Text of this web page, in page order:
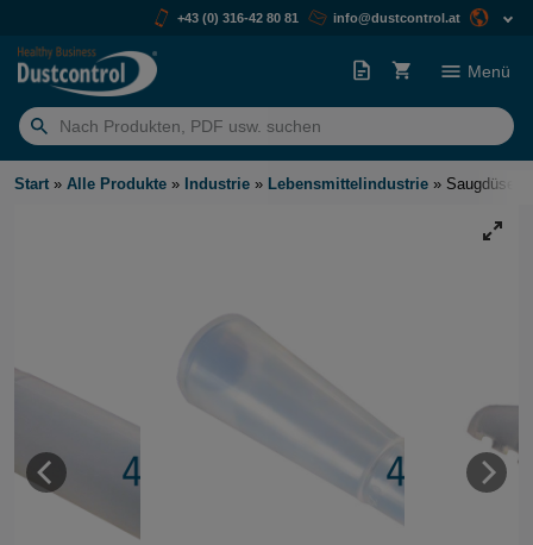
+43 (0) 316-42 80 81 info@dustcontrol.at
Suchen
nach:
Menü
Start » Alle Produkte » Industrie » Lebensmittelindustrie » Saugdüsen